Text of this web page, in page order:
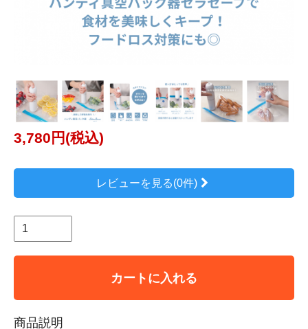
3,780円(税込)
レビューを見る(0件)
カートに入れる
商品説明